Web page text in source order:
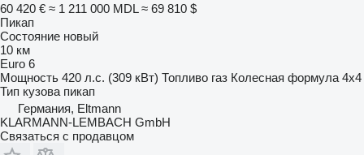
60 420 € ≈ 1 211 000 MDL ≈ 69 810 $
Пикап
Состояние новый
10 км
Euro 6
Мощность 420 л.с. (309 кВт) Топливо газ Колесная формула 4x4
Тип кузова пикап
Германия, Eltmann
KLARMANN-LEMBACH GmbH
Связаться с продавцом